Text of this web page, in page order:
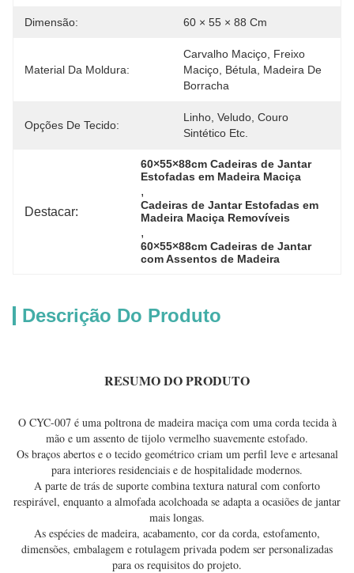
Dimensão: 60 × 55 × 88 Cm
Material Da Moldura:
Carvalho Maciço, Freixo
Maciço, Bétula, Madeira De
Borracha
Opções De Tecido:
Linho, Veludo, Couro
Sintético Etc.
Destacar:
60×55×88cm Cadeiras de Jantar
Estofadas em Madeira Maciça
,
Cadeiras de Jantar Estofadas em
Madeira Maciça Removíveis
,
60×55×88cm Cadeiras de Jantar
com Assentos de Madeira
Descrição Do Produto
RESUMO DO PRODUTO
O CYC-007 é uma poltrona de madeira maciça com uma corda tecida à
mão e um assento de tijolo vermelho suavemente estofado.
Os braços abertos e o tecido geométrico criam um perfil leve e artesanal
para interiores residenciais e de hospitalidade modernos.
A parte de trás de suporte combina textura natural com conforto
respirável, enquanto a almofada acolchoada se adapta a ocasiões de jantar
mais longas.
As espécies de madeira, acabamento, cor da corda, estofamento,
dimensões, embalagem e rotulagem privada podem ser personalizadas
para os requisitos do projeto.